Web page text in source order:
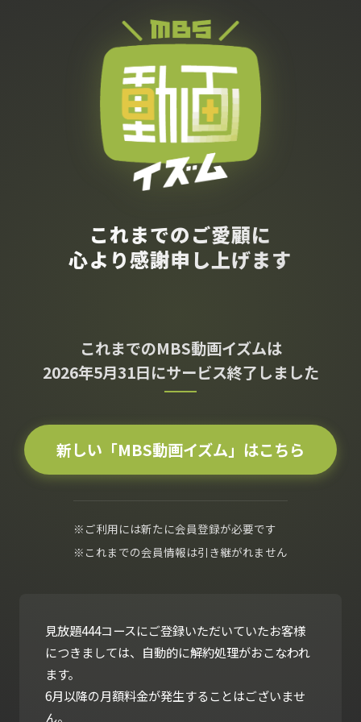
これまでのご愛顧に
心より感謝申し上げます
これまでのMBS動画イズムは
2026年5月31日にサービス終了しました
新しい「MBS動画イズム」はこちら
※ご利用には新たに会員登録が必要です
※これまでの会員情報は引き継がれません
見放題444コースにご登録いただいていたお客様
につきましては、自動的に解約処理がおこなわれ
ます。
6月以降の月額料金が発生することはございませ
ん。